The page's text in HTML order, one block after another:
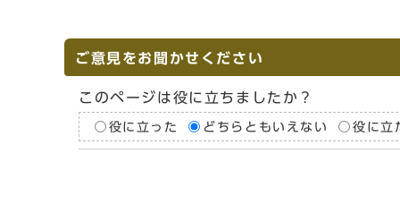
ご意見をお聞かせください
このページは役に立ちましたか？
役に立った どちらともいえない 役に立